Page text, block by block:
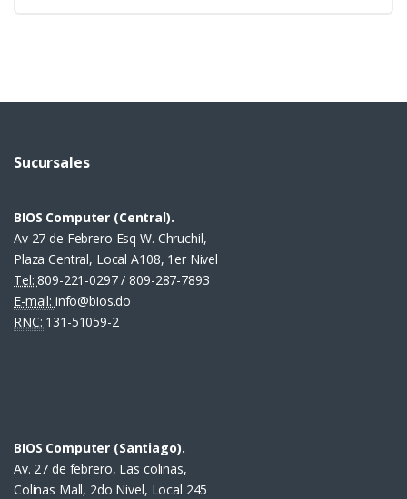
Sucursales
BIOS Computer (Central).
Av 27 de Febrero Esq W. Chruchil,
Plaza Central, Local A108, 1er Nivel
Tel:809-221-0297 / 809-287-7893
E-mail: info@bios.do
RNC: 131-51059-2
BIOS Computer (Santiago).
Av. 27 de febrero, Las colinas,
Colinas Mall, 2do Nivel, Local 245